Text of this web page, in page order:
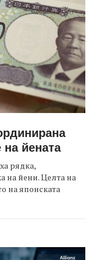
йената
рядка,
на йени. Целта на
на японската